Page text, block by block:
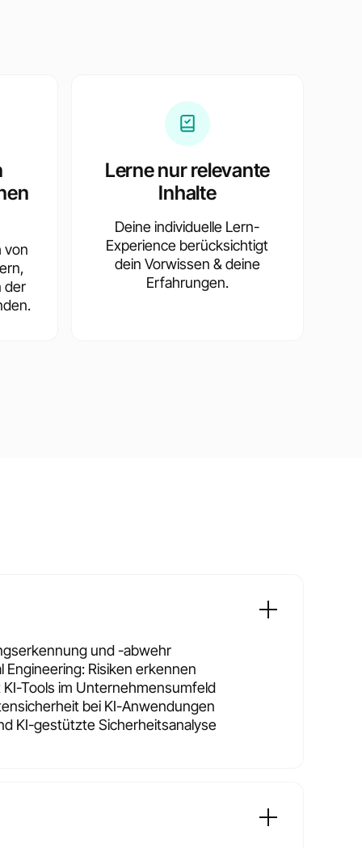
von
der
Lerne nur relevante
Inhalte
Deine individuelle Lern-
Experience berücksichtigt
dein Vorwissen & deine
Erfahrungen.
und -abwehr
Engineering: Risiken erkennen
Tools im Unternehmensumfeld
bei KI-Anwendungen
KI-gestützte Sicherheitsanalyse